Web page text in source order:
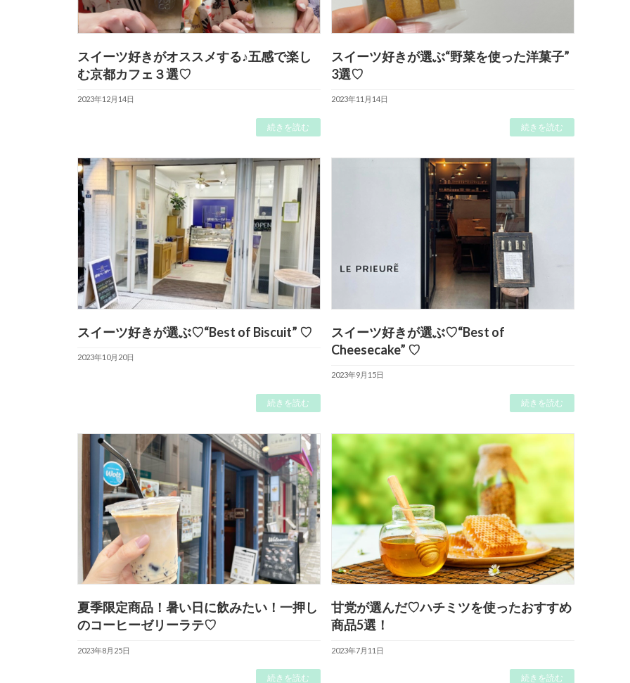
スイーツ好きがオススメする♪五感で楽し
む京都カフェ３選♡
2023年12月14日
続きを読む
スイーツ好きが選ぶ“野菜を使った洋菓子”
3選♡
2023年11月14日
続きを読む
スイーツ好きが選ぶ♡“Best of Biscuit” ♡
2023年10月20日
続きを読む
スイーツ好きが選ぶ♡“Best of
Cheesecake” ♡
2023年9月15日
続きを読む
夏季限定商品！暑い日に飲みたい！一押し
のコーヒーゼリーラテ♡
2023年8月25日
続きを読む
甘党が選んだ♡ハチミツを使ったおすすめ
商品5選！
2023年7月11日
続きを読む